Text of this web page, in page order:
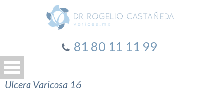
81 80 11 11 99
Ulcera Varicosa 16